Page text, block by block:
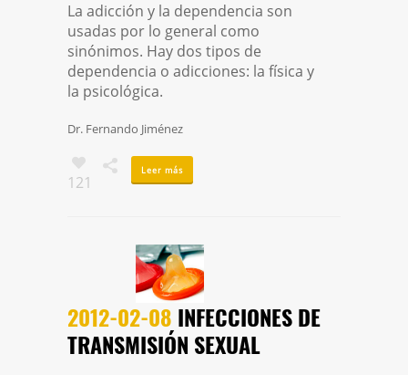
La adicción y la dependencia son
usadas por lo general como
sinónimos. Hay dos tipos de
dependencia o adicciones: la física y
la psicológica.
Dr. Fernando Jiménez
121
Leer más
2012-02-08 INFECCIONES DE
TRANSMISIÓN SEXUAL